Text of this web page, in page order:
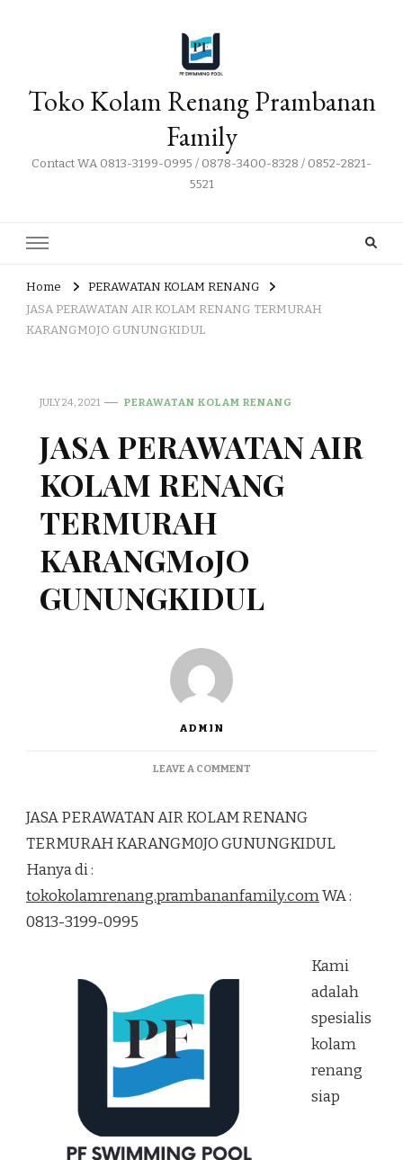
Toko Kolam Renang Prambanan
Family
Contact WA 0813-3199-0995 / 0878-3400-8328 / 0852-2821-
5521
Home
PERAWATAN KOLAM RENANG
JASA PERAWATAN AIR KOLAM RENANG TERMURAH
KARANGM0JO GUNUNGKIDUL
JULY 24, 2021 PERAWATAN KOLAM RENANG
JASA PERAWATAN AIR
KOLAM RENANG
TERMURAH
KARANGM0JO
GUNUNGKIDUL
ADMIN
LEAVE A COMMENTON
AIR
KOLAM
KARANGM0JO
GUNUNGKIDUL
JASA PERAWATAN AIR KOLAM RENANG
TERMURAH KARANGM0JO GUNUNGKIDUL
Hanya di :
tokokolamrenang.prambananfamily.comWA :
0813-3199-0995
Kami
adalah
spesialis
kolam
renang
siap